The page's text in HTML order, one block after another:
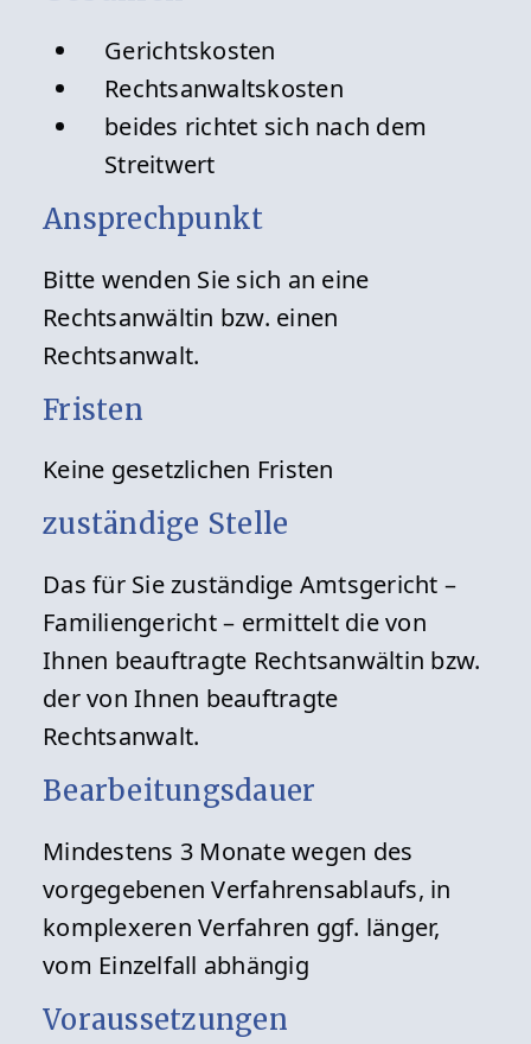
Gerichtskosten
Rechtsanwaltskosten
beides richtet sich nach dem
Streitwert
Ansprechpunkt
Bitte wenden Sie sich an eine
Rechtsanwältin bzw. einen
Rechtsanwalt.
Fristen
Keine gesetzlichen Fristen
zuständige Stelle
Das für Sie zuständige Amtsgericht –
Familiengericht – ermittelt die von
Ihnen beauftragte Rechtsanwältin bzw.
der von Ihnen beauftragte
Rechtsanwalt.
Bearbeitungsdauer
Mindestens 3 Monate wegen des
vorgegebenen Verfahrensablaufs, in
komplexeren Verfahren ggf. länger,
vom Einzelfall abhängig
Voraussetzungen